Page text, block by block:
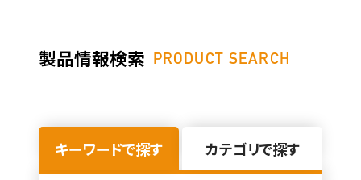
製品情報検索 PRODUCT SEARCH
キーワードで探す カテゴリで探す